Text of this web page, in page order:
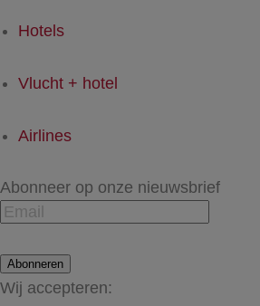
Hotels
Vlucht + hotel
Airlines
Abonneer op onze nieuwsbrief
Abonneren
Wij accepteren: